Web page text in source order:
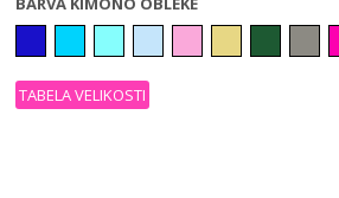
TABELA VELIKOSTI